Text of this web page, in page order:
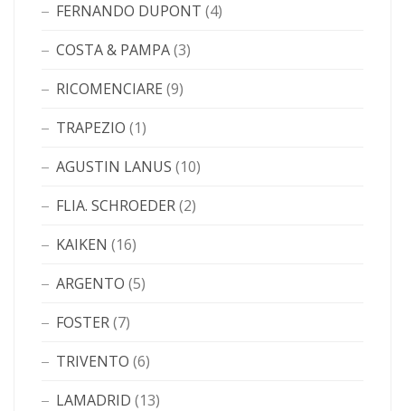
FERNANDO DUPONT (4)
COSTA & PAMPA(3)
RICOMENCIARE (9)
TRAPEZIO (1)
AGUSTIN LANUS (10)
FLIA. SCHROEDER(2)
KAIKEN (16)
ARGENTO (5)
FOSTER(7)
TRIVENTO (6)
LAMADRID (13)